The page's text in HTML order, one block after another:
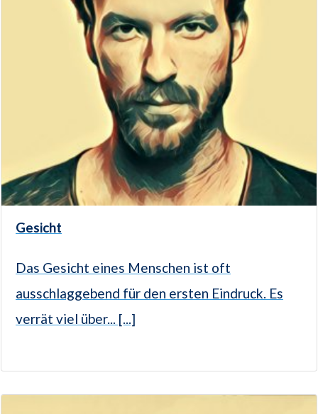
Gesicht
Das Gesicht eines Menschen ist oft
ausschlaggebend für den ersten Eindruck. Es
verrät viel über... [...]